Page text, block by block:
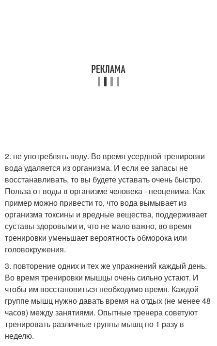
2. не употреблять воду. Во время усердной тренировки
вода удаляется из организма. И если ее запасы не
восстанавливать, то вы будете уставать очень быстро.
Польза от воды в организме человека - неоценима. Как
пример можно привести то, что вода вымывает из
организма токсины и вредные вещества, поддерживает
суставы здоровыми и, что не мало важно, во время
тренировки уменьшает вероятность обморока или
головокружения.
3. повторение одних и тех же упражнений каждый день.
Во время тренировки мышцы очень сильно устают. И
чтобы им восстановиться необходимо время. Каждой
группе мышц нужно давать время на отдых (не менее 48
часов) между занятиями. Опытные тренера советуют
тренировать различные группы мышц по 1 разу в
неделю.